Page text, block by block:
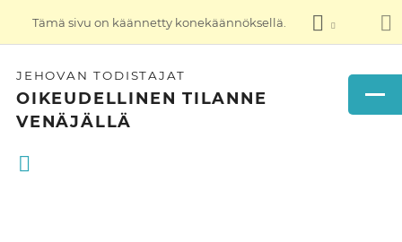
Tämä sivu on käännetty konekäännöksellä.
JEHOVAN TODISTAJAT
OIKEUDELLINEN TILANNE
VENÄJÄLLÄ